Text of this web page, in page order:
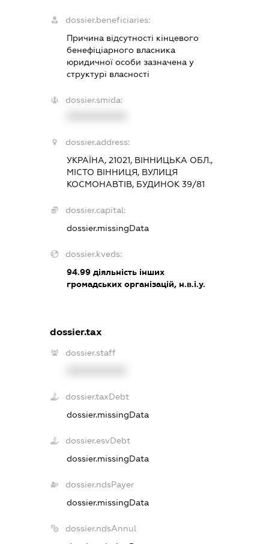
dossier.beneficiaries:
Причина відсутності кінцевого
бенефіціарного власника
юридичної особи зазначена у
структурі власності
dossier.smida:
dossier.address:
УКРАЇНА, 21021, ВІННИЦЬКА ОБЛ.,
МІСТО ВІННИЦЯ, ВУЛИЦЯ
КОСМОНАВТІВ, БУДИНОК 39/81
dossier.capital:
dossier.missingData
dossier.kveds:
94.99діяльність інших
громадських організацій, н.в.і.у.
dossier.tax
dossier.staff
dossier.taxDebt
dossier.missingData
dossier.esvDebt
dossier.missingData
dossier.ndsPayer
dossier.missingData
dossier.ndsAnnul